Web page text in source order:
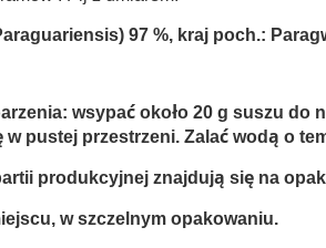
97 %, kraj poch.:
wsypać około 20 g suszu do
pustej przestrzeni. Zalać wodą o
produkcyjnej znajdują się na
w szczelnym opakowaniu.